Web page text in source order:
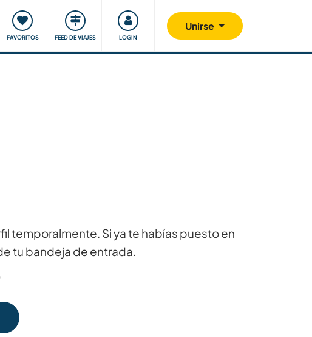
FAVORITOS FEED DE VIAJES LOGIN
Unirse
Comunidad Nos implicamos
temporalmente. Si ya te habías puesto en
tu bandeja de entrada.